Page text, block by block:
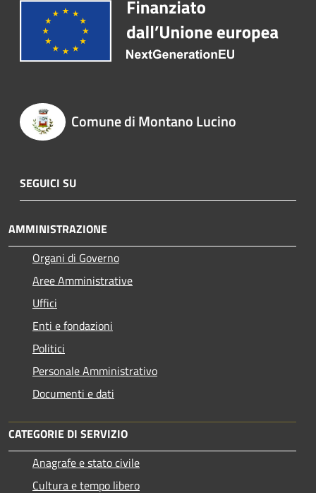
Comune di Montano Lucino
SEGUICI SU
AMMINISTRAZIONE
Organi di Governo
Aree Amministrative
Uffici
Enti e fondazioni
Politici
Personale Amministrativo
Documenti e dati
CATEGORIE DI SERVIZIO
Anagrafe e stato civile
Cultura e tempo libero